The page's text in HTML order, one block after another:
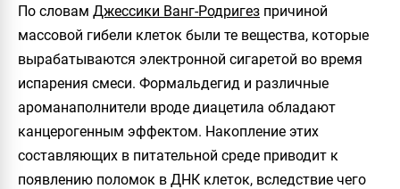
По словам Джессики Ванг-Родригез причиной
массовой гибели клеток были те вещества, которые
вырабатываются электронной сигаретой во время
испарения смеси. Формальдегид и различные
ароманаполнители вроде диацетила обладают
канцерогенным эффектом. Накопление этих
составляющих в питательной среде приводит к
появлению поломок в ДНК клеток, вследствие чего